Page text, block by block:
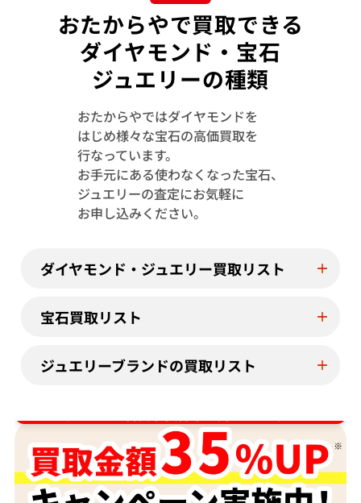
K18 ダイヤモンド ネックレス/ペンダント
トップ 2.01ct
参考買取価格
2026年6月11日時点
132,000
おたからやで買取できる
ダイヤモンド・宝石
ジュエリーの種類
おたからやではダイヤモンドを
はじめ様々な宝石の高価買取を
行なっています。
お手元にある使わなくなった宝石、
ジュエリーの査定にお気軽に
お申し込みください。
ダイヤモンド・ジュエリー買取リスト
宝石買取リスト
ジュエリーブランドの買取リスト